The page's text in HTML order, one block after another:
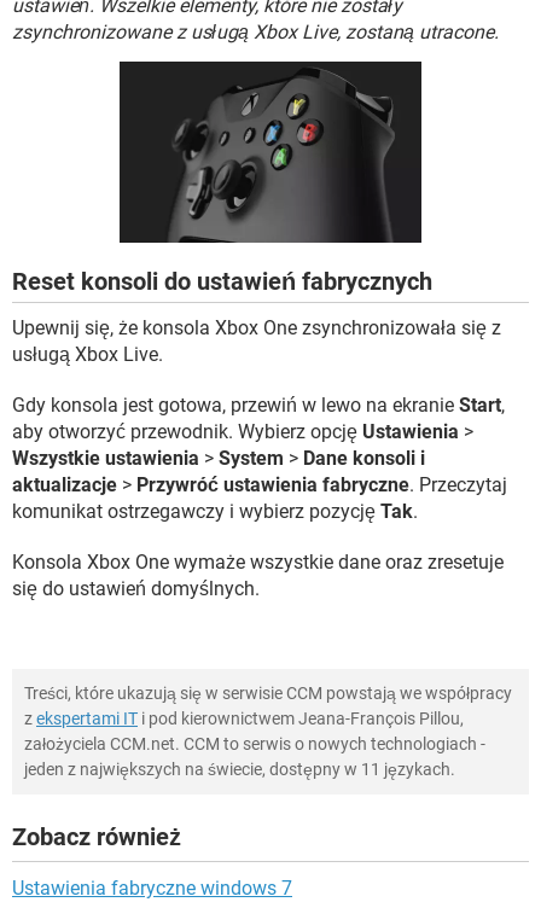
INSTAGRAM FACEBOOK
ustawień. Wszelkie elementy, które nie zostały
zsynchronizowane z usługą Xbox Live, zostaną utracone.
Reset konsoli do ustawień fabrycznych
Upewnij się, że konsola Xbox One zsynchronizowała się z
usługą Xbox Live.
Gdy konsola jest gotowa, przewiń w lewo na ekranie Start,
aby otworzyć przewodnik. Wybierz opcję Ustawienia >
Wszystkie ustawienia > System > Dane konsoli i
aktualizacje > Przywróć ustawienia fabryczne. Przeczytaj
komunikat ostrzegawczy i wybierz pozycję Tak.
Konsola Xbox One wymaże wszystkie dane oraz zresetuje
się do ustawień domyślnych.
Treści, które ukazują się w serwisie CCM powstają we współpracy
zekspertami IT i pod kierownictwem Jeana-François Pillou,
założyciela CCM.net. CCM to serwis o nowych technologiach -
jeden z największych na świecie, dostępny w 11 językach.
Zobacz również
Ustawienia fabryczne windows 7